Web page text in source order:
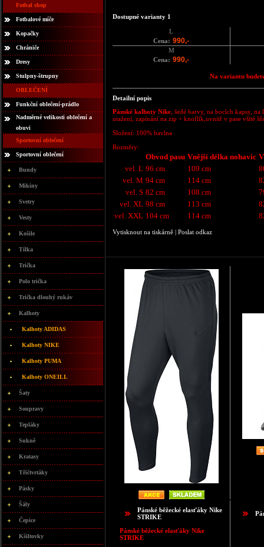
Fotbal shop
Fotbalové míče
Kopačky
Chrániče
Dresy
Stulpny-štrupny
OBLEČENÍ
Funkční oblečení-prádlo
Nadměrné velikosti oblečení a
obuvi
Sportovní oblečení
Sportovní oblečení
Bundy
Mikiny
Svetry
Vesty
Košile
Tílka
Trička
Polo trička
Trička dlouhý rukáv
Kalhoty
Kalhoty ADIDAS
Kalhoty NIKE
Kalhoty PUMA
Kalhoty ONEILL
Šaty
Soupravy
Tepláky
Sukně
Kratasy
Třičtvrtáky
Pásky
Šály
Čepice
Kšiltovky
Dostupné varianty 1
L
Cena: 990,-
M
Cena: 990,-
Na variantu
Detailní popis
Pánské kalhoty Nike , šedé barvy, na bocích kapsy,
utažení, zapínání na zip + knoflík,uvnitř v pase všité
Složení: 100% bavlna
Rozměry:
Obvod pasu Vnější délka nohavic
vel. L 96 cm 109 cm
vel. M 94 cm 114 cm
vel. S 82 cm 108 cm
vel. XL 98 cm 113 cm
vel. XXL 104 cm 114 cm
Vytisknout na tiskárně | Poslat odkaz
Pánské běžecké elasťáky Nike
STRIKE
Pánské běžecké elasťáky Nike
STRIKE